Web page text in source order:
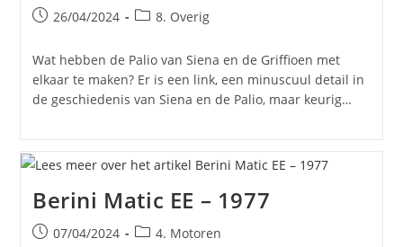
Bericht
op:
26/04/2024 Berichtcategorie:
8. Overig
Wat hebben de Palio van Siena en de Griffioen met
elkaar te maken? Er is een link, een minuscuul detail in
de geschiedenis van Siena en de Palio, maar keurig…
Berini Matic EE – 1977
Bericht07/04/2024 Berichtcategorie:
4. Motoren